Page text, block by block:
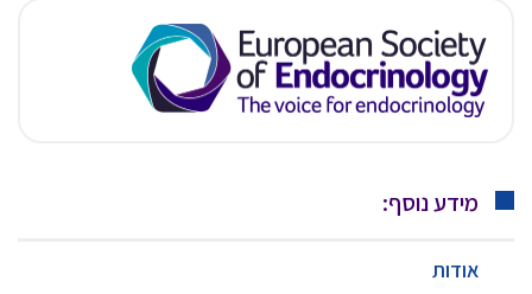
מידע נוסף:
אודות